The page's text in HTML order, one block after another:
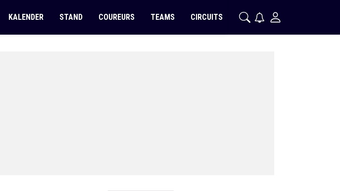
KALENDER STAND COUREURS TEAMS CIRCUITS